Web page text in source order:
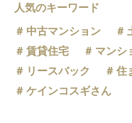
人気のキーワード
中古マンション
賃貸住宅
マンシ
リースバック
住
ケインコスギさん